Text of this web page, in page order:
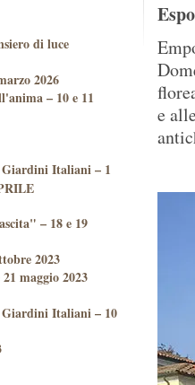
di luce
2026
– 10 e 11
Giardini Italiani – 1
– 18 e 19
2023
maggio 2023
Giardini Italiani – 10
e